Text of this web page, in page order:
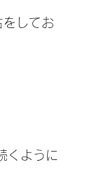
してお
くように